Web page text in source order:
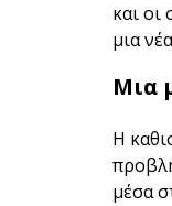
και
μια
Μια
Η
μέσα